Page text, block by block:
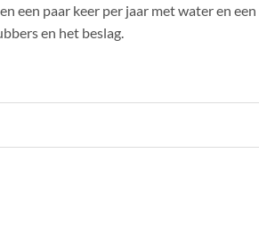
een paar keer per jaar met water en
en het beslag.